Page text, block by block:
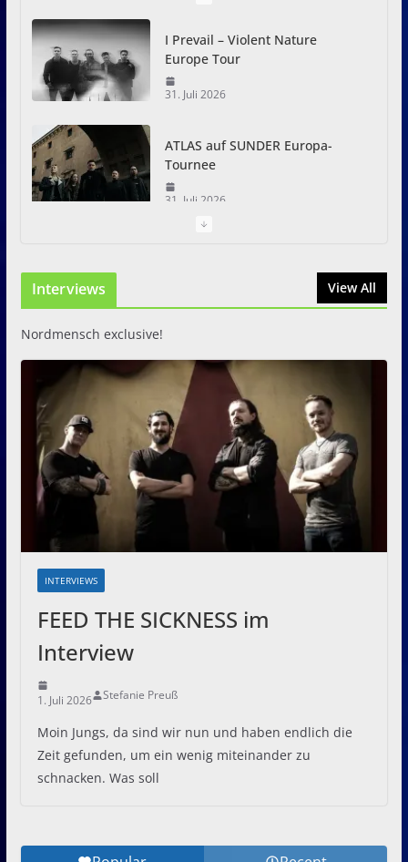
I Prevail – Violent Nature
Europe Tour
31. Juli 2026
ATLAS auf SUNDER Europa-
Tournee
31. Juli 2026
Zwei Tage Rock und Metal in
Interviews View All
Nordmensch exclusive!
INTERVIEWS
FEED THE SICKNESS im
Interview
1. Juli 2026 Stefanie Preuß
Moin Jungs, da sind wir nun und haben endlich die
Zeit gefunden, um ein wenig miteinander zu
schnacken. Was soll